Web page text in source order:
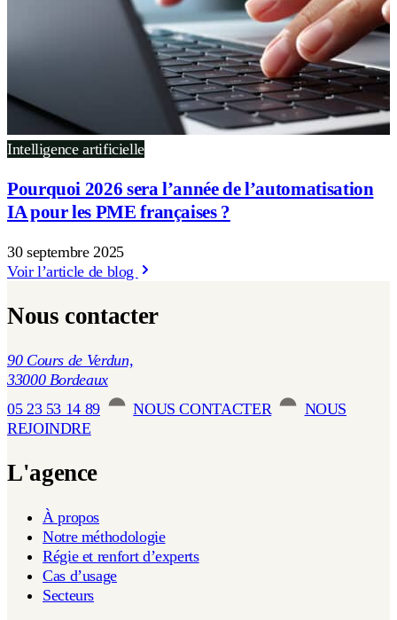
Intelligence artificielle
Pourquoi 2026 sera l’année de l’automatisation
IA pour les PME françaises ?
30 septembre 2025
Voir l’article de blog
Nous contacter
90 Cours de Verdun,
33000 Bordeaux
05 23 53 14 89
NOUS CONTACTER
NOUS
REJOINDRE
L'agence
À propos
Notre méthodologie
Régie et renfort d’experts
Cas d’usage
Secteurs